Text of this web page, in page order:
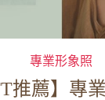
專業形象照
推薦】專